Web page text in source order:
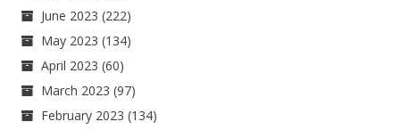
June 2023 (222)
May 2023 (134)
April 2023 (60)
March 2023 (97)
February 2023 (134)